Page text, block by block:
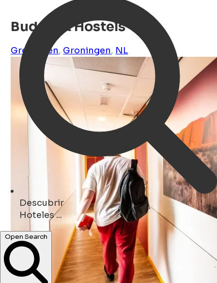
Descubrir
tiendas ...
Open Search
Bud Gett Hostels
Groningen, Groningen, NL